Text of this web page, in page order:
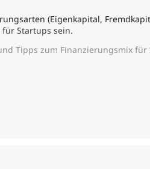
(Eigenkapital,
Startups sein.
Tipps zum Finanzierungsmix für
Höhe ab?